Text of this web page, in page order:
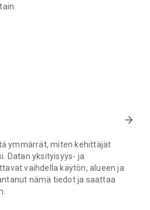
laboratoriolähetteistä ja -
tai kasvojentunnistuksella.
muistuttaa jäykkäkouristus- ja
25-, 45- ja 65-vuotiaille,
lähettämät ilmoitukset.
ovat käytössäsi OmaKanta-
arrow_forward
ymmärrät, miten kehittäjät
Datan yksityisyys- ja
vaihdella käytön, alueen ja
nämä tiedot ja saattaa